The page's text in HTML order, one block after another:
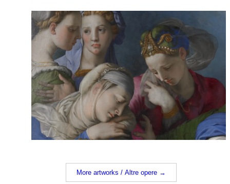
More artworks / Altre opere →